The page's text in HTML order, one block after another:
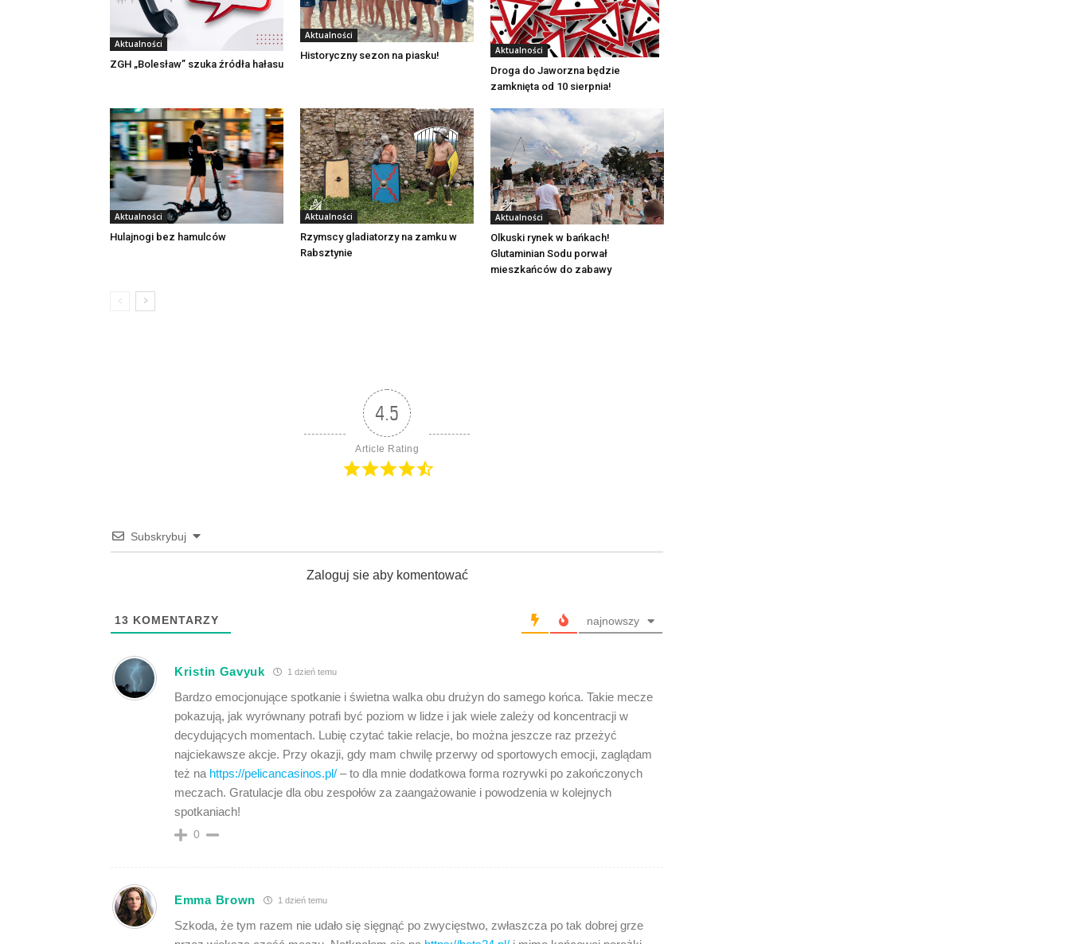
Aktualności
ZGH „Bolesław” szuka źródła hałasu
Aktualności
Historyczny sezon na piasku! Aktualności
Droga do Jaworzna będzie
zamknięta od 10 sierpnia!
Aktualności
Hulajnogi bez hamulców
Aktualności
Rzymscy gladiatorzy na zamku w
Rabsztynie
Aktualności
Olkuski rynek w bańkach!
Glutaminian Sodu porwał
mieszkańców do zabawy
4.5
Article Rating
Subskrybuj
Zaloguj sie aby komentować
13 KOMENTARZY najnowszy
Kristin Gavyuk 1 dzień temu
Bardzo emocjonujące spotkanie i świetna walka obu drużyn do samego końca. Takie mecze
pokazują, jak wyrównany potrafi być poziom w lidze i jak wiele zależy od koncentracji w
decydujących momentach. Lubię czytać takie relacje, bo można jeszcze raz przeżyć
najciekawsze akcje. Przy okazji, gdy mam chwilę przerwy od sportowych emocji, zaglądam
też na https://pelicancasinos.pl/ – to dla mnie dodatkowa forma rozrywki po zakończonych
meczach. Gratulacje dla obu zespołów za zaangażowanie i powodzenia w kolejnych
spotkaniach!
0
Emma Brown 1 dzień temu
Szkoda, że tym razem nie udało się sięgnąć po zwycięstwo, zwłaszcza po tak dobrej grze